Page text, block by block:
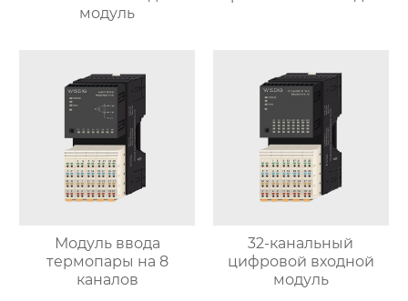
модуль
Модуль ввода
термопары на 8
каналов
32-канальный
цифровой входной
модуль